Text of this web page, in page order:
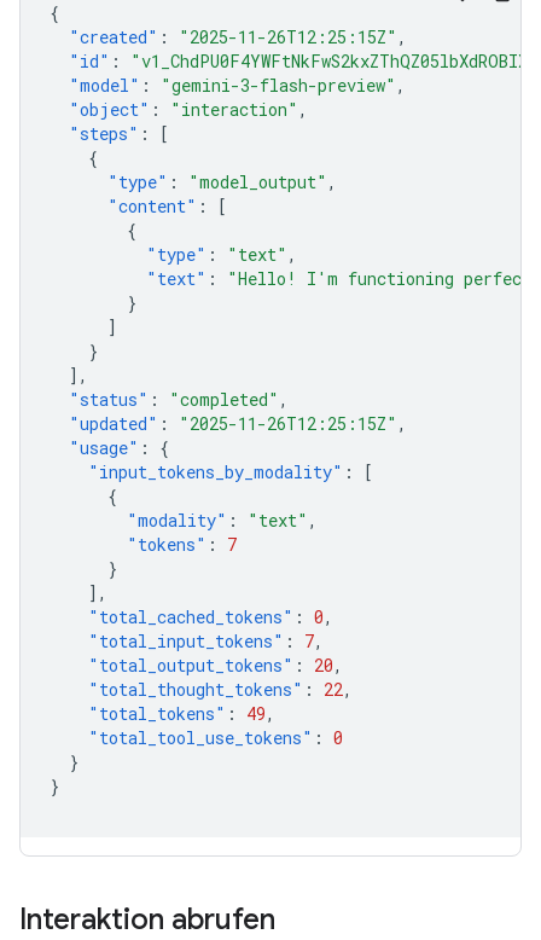
{
"created" : "2025-11-26T12:25:15Z" ,
"id" :
"model" : "gemini-3-flash-preview" ,
"object" : "interaction" ,
"steps" :
[
{
"type" : "model_output" ,
"content" :
[
{
"type" : "text" ,
"text" :
"Hello! I'm functioning
}
]
}
],
"status" : "completed" ,
"updated" : "2025-11-26T12:25:15Z" ,
"usage" :
{
"input_tokens_by_modality" :
[
{
"modality" : "text" ,
"tokens" :
7
}
],
"total_cached_tokens" : 0,
"total_input_tokens" : 7,
"total_output_tokens" : 20,
"total_thought_tokens" : 22,
"total_tokens" : 49,
"total_tool_use_tokens" : 0
}
}
Interaktion abrufen